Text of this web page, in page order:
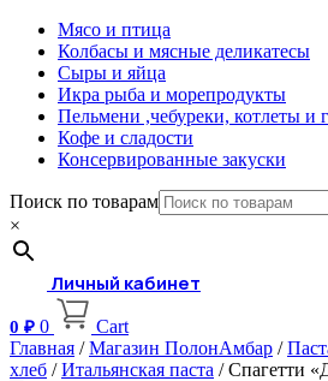
Мясо и птица
Колбасы и мясные деликатесы
Сыры и яйца
Икра рыба и морепродукты
Пельмени ,чебуреки, котлеты и
Кофе и сладости
Консервированные закуски
Поиск по товарам
×
Личный кабинет
0 ₽ 0
Cart
Главная /Магазин ПолонАмбар /
хлеб /Итальянская паста / Спагетти